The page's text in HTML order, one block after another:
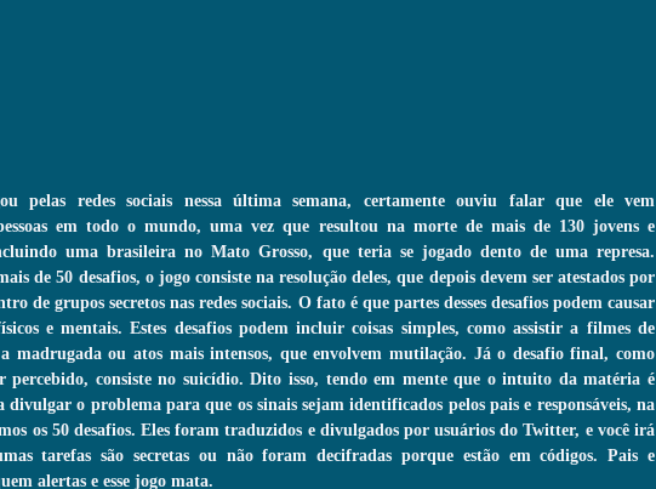
pelas redes sociais nessa última semana, certamente ouviu falar que ele vem
em todo o mundo, uma vez que resultou na morte de mais de 130 jovens e
uma brasileira no Mato Grosso, que teria se jogado dento de uma represa.
de 50 desafios, o jogo consiste na resolução deles, que depois devem ser atestados por
de grupos secretos nas redes sociais. O fato é que partes desses desafios podem causar
e mentais. Estes desafios podem incluir coisas simples, como assistir a filmes de
madrugada ou atos mais intensos, que envolvem mutilação. Já o desafio final, como
percebido, consiste no suicídio. Dito isso, tendo em mente que o intuito da matéria é
divulgar o problema para que os sinais sejam identificados pelos pais e responsáveis, na
os 50 desafios. Eles foram traduzidos e divulgados por usuários do Twitter, e você irá
tarefas são secretas ou não foram decifradas porque estão em códigos. Pais e
alertas e esse jogo mata.